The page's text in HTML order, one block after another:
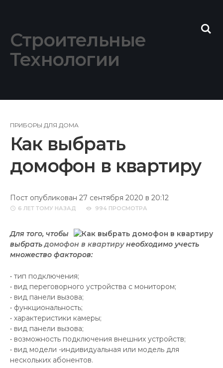
Строительные
Технологии
ПРИБОРЫ ДЛЯ ДОМА
Как выбрать
домофон в квартиру
Пост опубликован 27 сентября 2020 в 20:12
6 ЛЕТ ТОМУ НАЗАД 994 ПРОСМОТРА
Для того, чтобы
выбратьдомофон в квартирунеобходимо учесть
множество факторов:
• тип подключения;
• вид переговорного устройства с монитором;
• вид панели вызова;
• функциональность;
• характеристики камеры;
• вид панели вызова;
• возможность подключения внешних устройств;
• вид модели -индивидуальная или модель для
нескольких абонентов.